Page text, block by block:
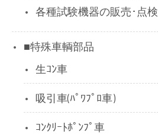
各種試験機器の販売･点検
■特殊車輌部品
生ｺﾝ車
吸引車(ﾊﾟﾜﾌﾟﾛ車)
ｺﾝｸﾘｰﾄﾎﾟﾝﾌﾟ車